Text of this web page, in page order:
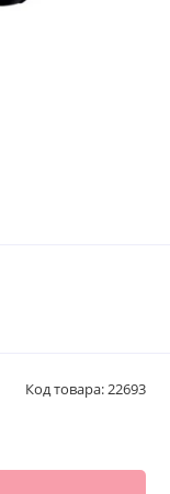
Код товара: 22693